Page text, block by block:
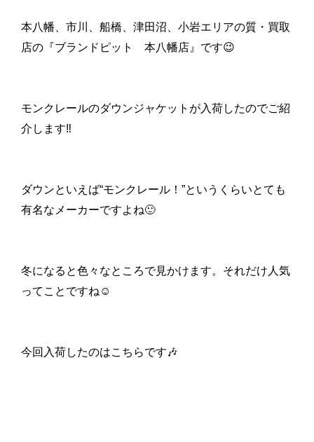
本八幡、市川、船橋、津田沼、小岩エリアの質・買取
店の『ブランドピット 本八幡店』です😉
モンクレールのダウンジャケットが入荷したのでご紹
介します‼
ダウンといえば“モンクレール！”というくらいとても
有名なメーカーですよね🙂
冬になると色々なところで見かけます。それだけ人気
ってことですね☺
今回入荷したのはこちらです🎶